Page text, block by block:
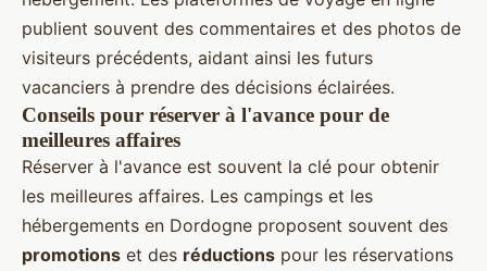
publient souvent des commentaires et des photos de
visiteurs précédents, aidant ainsi les futurs
vacanciers à prendre des décisions éclairées.
Conseils pour réserver à l'avance pour de
meilleures affaires
Réserver à l'avance est souvent la clé pour obtenir
les meilleures affaires. Les campings et les
hébergements en Dordogne proposent souvent des
promotions et des réductions pour les réservations